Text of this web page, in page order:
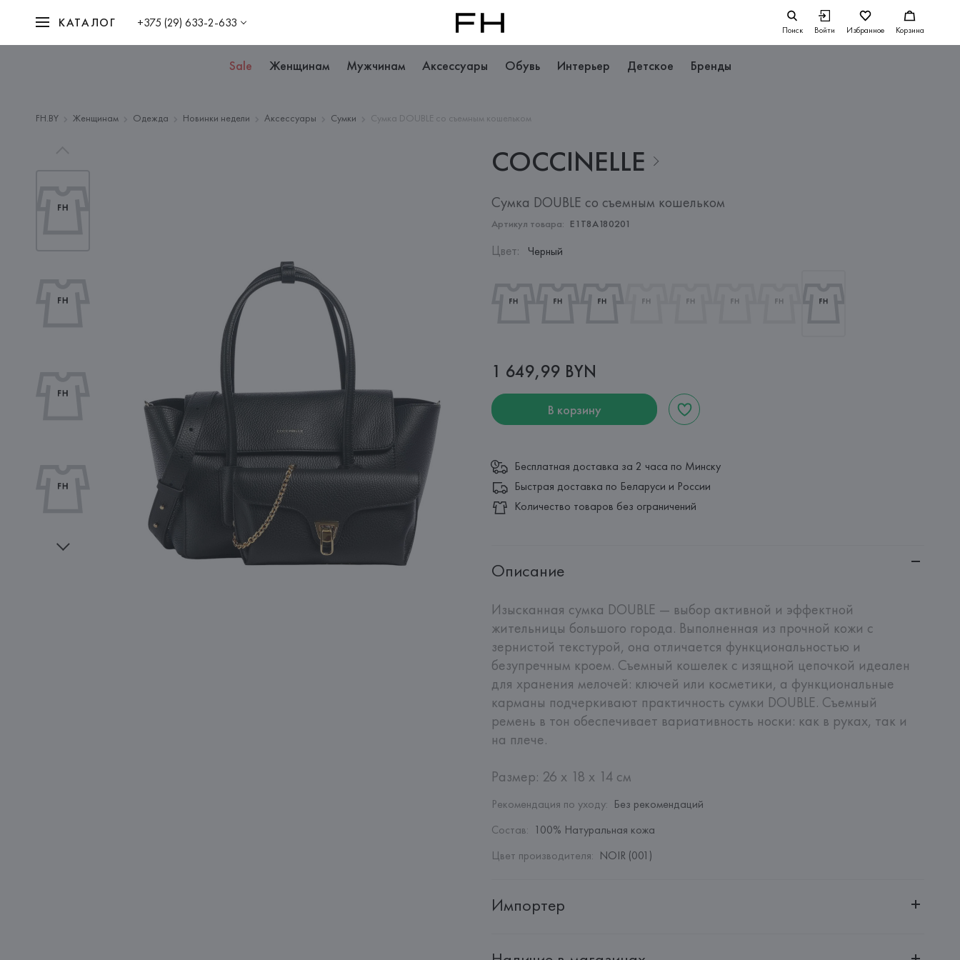
КАТАЛОГ +375 (29) 633-2-633 Поиск Войти Избранное Корзина
Sale Женщинам Мужчинам Аксессуары Обувь Интерьер Детское Бренды
FH.BY Женщинам Одежда Новинки недели Аксессуары Сумки Сумка DOUBLE со съемным кошельком
COCCINELLE
Сумка DOUBLE со съемным кошельком
Артикул товара: E1T8A180201
Цвет: Черный
1 649,99 BYN
В корзину
Бесплатная доставка за 2 часа по Минску
Быстрая доставка по Беларуси и России
Количество товаров без ограничений
Описание
Изысканная сумка DOUBLE — выбор активной и эффектной
жительницы большого города. Выполненная из прочной кожи с
зернистой текстурой, она отличается функциональностью и
безупречным кроем. Съемный кошелек с изящной цепочкой идеален
для хранения мелочей: ключей или косметики, а функциональные
карманы подчеркивают практичность сумки DOUBLE. Съемный
ремень в тон обеспечивает вариативность носки: как в руках, так и
на плече.
Размер: 26 x 18 x 14 см
Рекомендация по уходу: Без рекомендаций
Состав: 100% Натуральная кожа
Цвет производителя: NOIR (001)
Импортер